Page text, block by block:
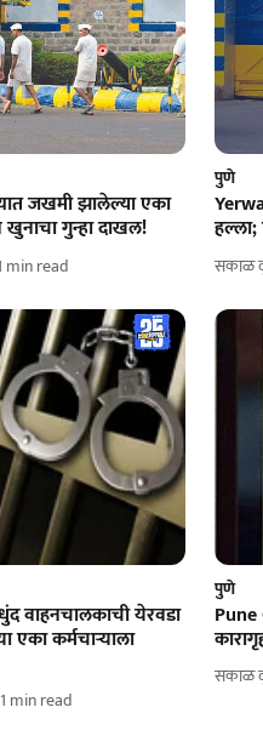
जखमी झालेल्या एका
गुन्हा दाखल!
min read
पुणे
सकाळ
वाहनचालकाची येरवडा
एका कर्मचाऱ्याला
1 min read
पुणे
Pune
सकाळ